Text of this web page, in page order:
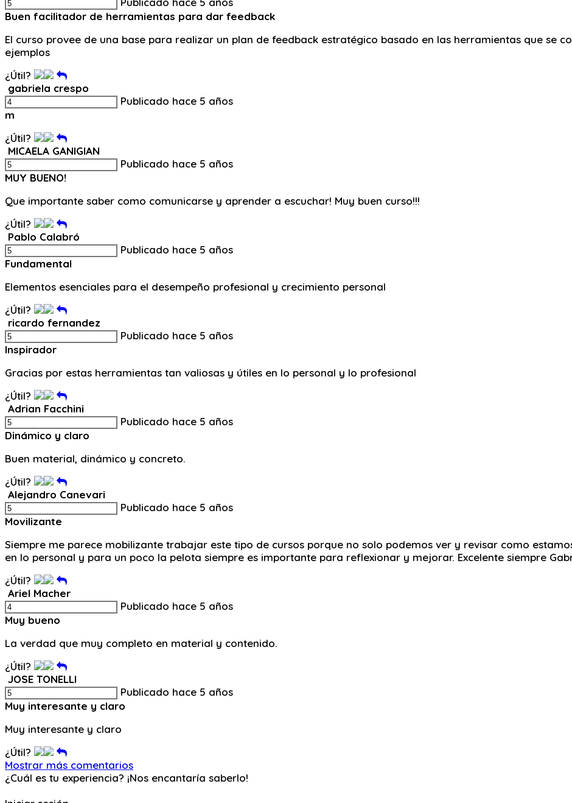
Buen facilitador de herramientas para dar feedback
El curso provee de una base para realizar un plan de feedback estratégico basado en las herramientas que se
ejemplos
¿Útil?
gabriela crespo
Publicado hace 5 años
m
¿Útil?
MICAELA GANIGIAN
Publicado hace 5 años
MUY BUENO!
Que importante saber como comunicarse y aprender a escuchar! Muy buen curso!!!
¿Útil?
Pablo Calabró
Publicado hace 5 años
Fundamental
Elementos esenciales para el desempeño profesional y crecimiento personal
¿Útil?
ricardo fernandez
Publicado hace 5 años
Inspirador
Gracias por estas herramientas tan valiosas y útiles en lo personal y lo profesional
¿Útil?
Adrian Facchini
Publicado hace 5 años
Dinámico y claro
Buen material, dinámico y concreto.
¿Útil?
Alejandro Canevari
Publicado hace 5 años
Movilizante
Siempre me parece mobilizante trabajar este tipo de cursos porque no solo podemos ver y revisar como
en lo personal y para un poco la pelota siempre es importante para reflexionar y mejorar. Excelente siempre
¿Útil?
Ariel Macher
Publicado hace 5 años
Muy bueno
La verdad que muy completo en material y contenido.
¿Útil?
JOSE TONELLI
Publicado hace 5 años
Muy interesante y claro
Muy interesante y claro
¿Útil?
Mostrar más comentarios
¿Cuál es tu experiencia? ¡Nos encantaría saberlo!